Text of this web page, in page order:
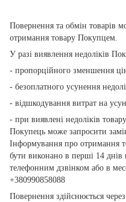
Повернення та обмін товарів
отримання товару Покупцем.
У разі виявлення недоліків
- пропорційного зменшення
- безоплатного усунення
- відшкодування витрат на
- при виявлені недоліків
Покупець може запросити
Інформування про отримання
бути виконано в перші 14
телефонним дзвінком або в
+380990858088
Повернення здійснюється